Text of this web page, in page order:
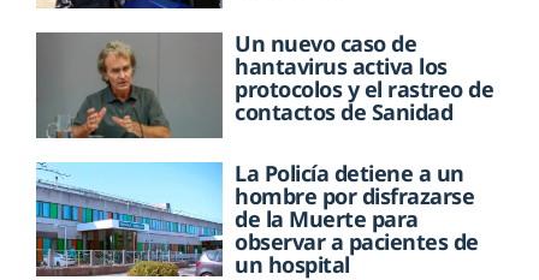
Un nuevo caso de
hantavirus activa los
protocolos y el rastreo de
contactos de Sanidad
La Policía detiene a un
hombre por disfrazarse
de la Muerte para
observar a pacientes de
un hospital